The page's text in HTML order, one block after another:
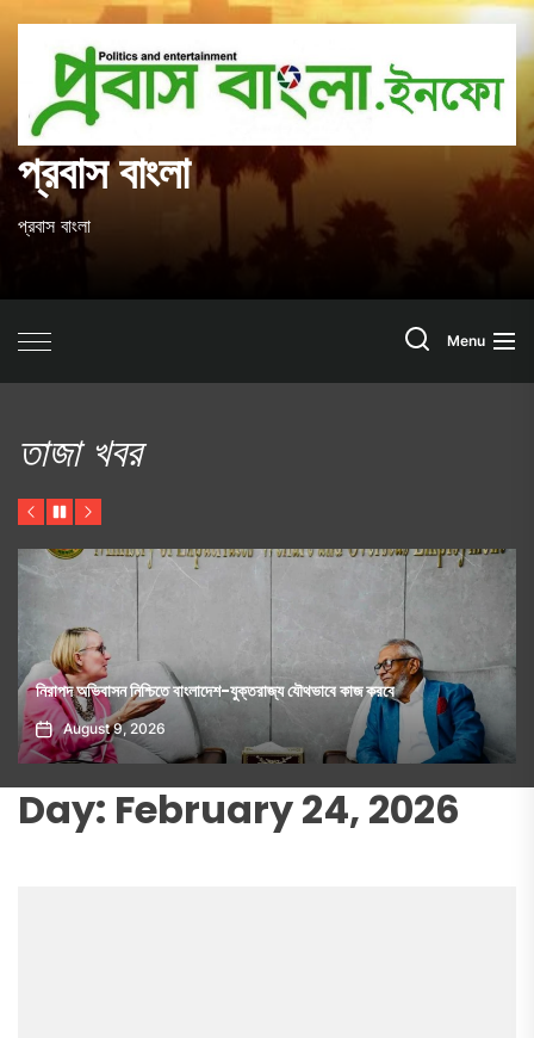
content
প্রবাস বাংলা
প্রবাস বাংলা
SearchMenu
তাজা খবর
Previous
PauseNext
নিরাপদ অভিবাসন নিশ্চিতে বাংলাদেশ-যুক্তরাজ্য যৌথভাবে কাজ করবে
August 9, 2026
Day: February 24, 2026